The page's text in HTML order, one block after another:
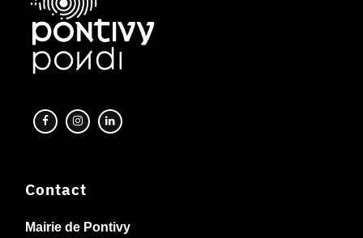
Contact
Mairie de Pontivy